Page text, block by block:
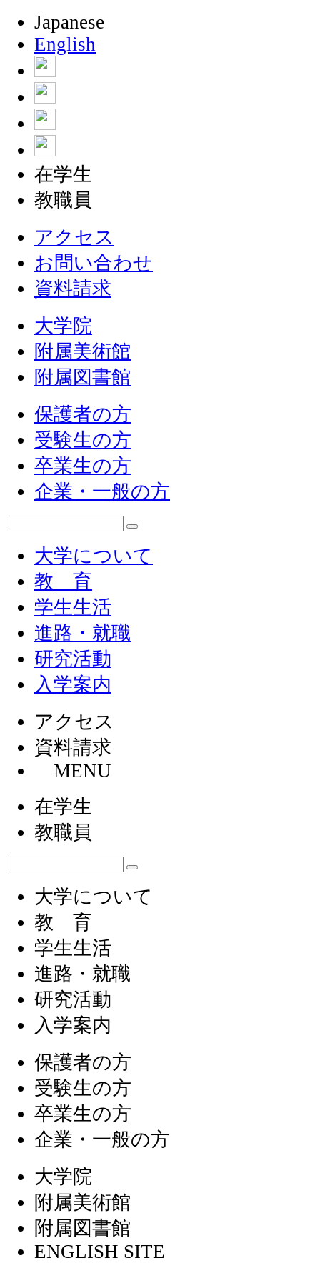
Japanese
English
在学生
教職員
アクセス
お問い合わせ
資料請求
大学院
附属美術館
附属図書館
保護者の方
受験生の方
卒業生の方
企業・一般の方
大学について
教 育
学生生活
進路・就職
研究活動
入学案内
アクセス
資料請求
MENU
在学生
教職員
大学について
教 育
学生生活
進路・就職
研究活動
入学案内
保護者の方
受験生の方
卒業生の方
企業・一般の方
大学院
附属美術館
附属図書館
ENGLISH SITE